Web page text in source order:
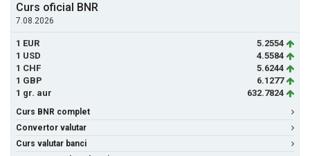
Curs oficial BNR
7.08.2026
1 EUR
5.2554
1 USD
4.5584
1 CHF
5.6244
1 GBP
6.1277
1 gr. aur
632.7824
Curs BNR complet
Convertor valutar
Curs valutar banci